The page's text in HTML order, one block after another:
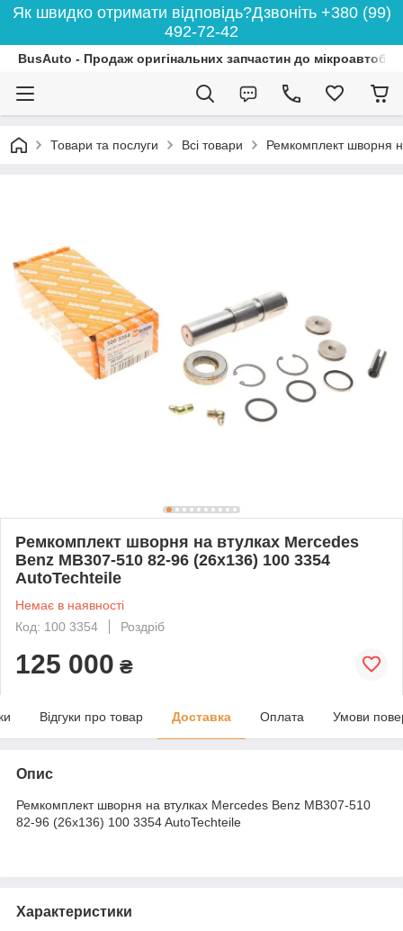
Як швидко отримати відповідь?Дзвоніть +380 (99)
492-72-42
BusAuto - Продаж оригінальних запчастин до
Товари та послуги Всі товари Ремкомплект шворня
Ремкомплект шворня на втулках Mercedes
Benz MB307-510 82-96 (26x136) 100 3354
AutoTechteile
Немає в наявності
Код: 100 3354
Роздріб
125 000 ₴
Відгуки про товар Доставка Оплата Умови
Опис
Ремкомплект шворня на втулках Mercedes Benz MB307-510
82-96 (26x136) 100 3354 AutoTechteile
Характеристики